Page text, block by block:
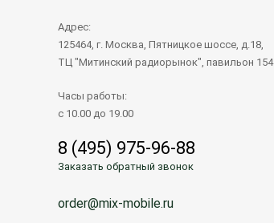
Адрес:
125464, г. Москва, Пятницкое шоссе, д.18,
ТЦ "Митинский радиорынок", павильон 154
Часы работы:
с 10.00 до 19.00
8 (495) 975-96-88
Заказать обратный звонок
order@mix-mobile.ru